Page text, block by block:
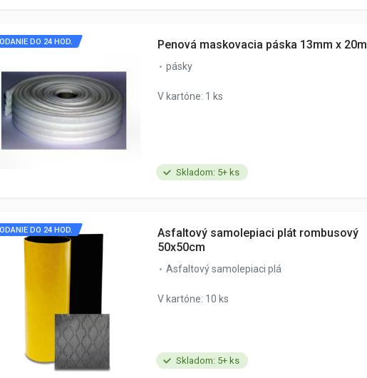
Skladom: 5+ ks
DO 24 HOD. Penová maskovacia páska 13mm x 20m
pásky
V kartóne: 1 ks
Skladom: 5+ ks
DO 24 HOD.
Asfaltový samolepiaci plát rombusový
50x50cm
Asfaltový samolepiaci plá
V kartóne: 10 ks